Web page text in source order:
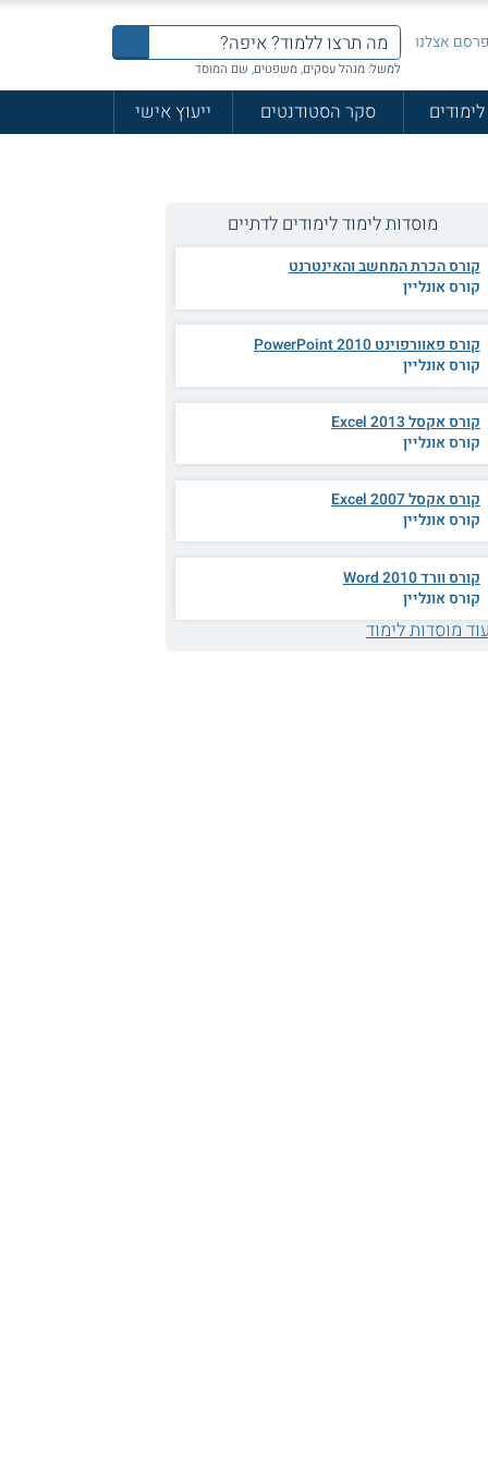
אצלנו
למשל: מנהל עסקים, משפטים, שם המוסד
סקר הסטודנטים ייעוץ אישי
מוסדות לימוד לימודים לדתיים
קורס הכרת המחשב והאינטרנט
קורס אונליין
קורס פאוורפוינט 2010 PowerPoint
קורס אונליין
קורס אקסל 2013 Excel
קורס אונליין
קורס אקסל 2007 Excel
קורס אונליין
קורס וורד 2010 Word
קורס אונליין
מוסדות לימוד